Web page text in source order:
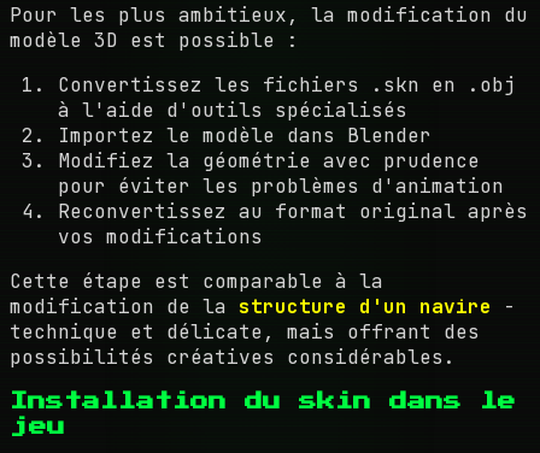
Pour les plus ambitieux, la modification du
modèle 3D est possible :
Convertissez les fichiers .skn en .obj
à l'aide d'outils spécialisés
Importez le modèle dans Blender
Modifiez la géométrie avec prudence
pour éviter les problèmes d'animation
Reconvertissez au format original après
vos modifications
Cette étape est comparable à la
modification de la structure d'un navire -
technique et délicate, mais offrant des
possibilités créatives considérables.
Installation du skin dans le
jeu